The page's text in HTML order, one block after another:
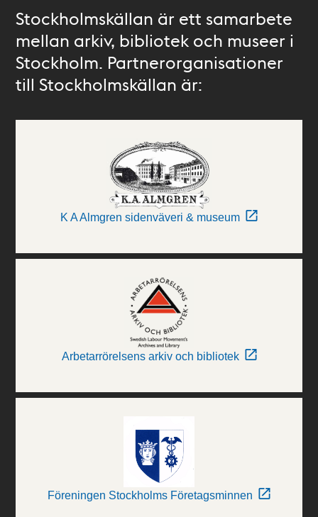
Stockholmskällan är ett samarbete
mellan arkiv, bibliotek och museer i
Stockholm. Partnerorganisationer
till Stockholmskällan är:
K A Almgren sidenväveri & museum
Arbetarrörelsens arkiv och bibliotek
Föreningen Stockholms Företagsminnen